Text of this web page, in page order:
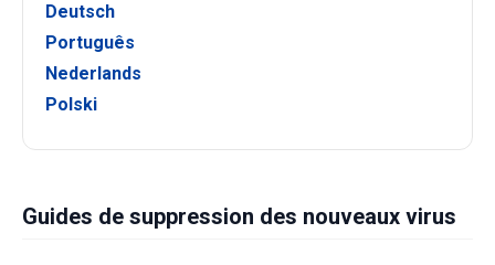
Deutsch
Português
Nederlands
Polski
Guides de suppression des nouveaux virus